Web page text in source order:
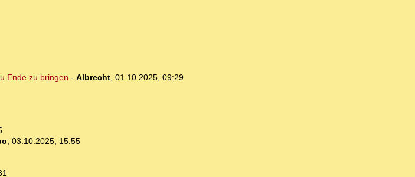
Ende zu bringen - Albrecht, 01.10.2025, 09:29
, 03.10.2025, 15:55